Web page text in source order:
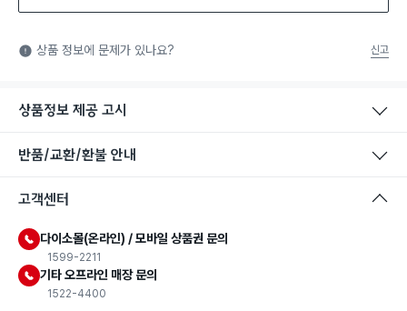
식품용 기구: 식품위생법에서 정한 규격에 따라 제조되어 식품 또
는 식품첨가물에 사용할 수 있는 식품용기구라는 표시입니다.
상품 정보에 문제가 있나요? 신고
상품정보 제공 고시
반품/교환/환불 안내
고객센터
다이소몰(온라인) / 모바일 상품권 문의
1599-2211
기타 오프라인 매장 문의
1522-4400